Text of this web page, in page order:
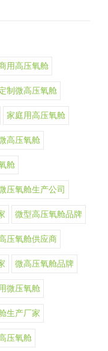
用高压氧舱
制微高压氧舱
家庭用高压氧舱
高压氧舱
舱
压氧舱生产公司
微型高压氧舱品牌
压氧舱供应商
微高压氧舱品牌
微压氧舱
生产厂家
压氧舱